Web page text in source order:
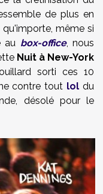
de plus en
qu'importe, même si
au box-office, nous
Nuit à New-York
sorti ces 10
contre tout lol du
désolé pour le